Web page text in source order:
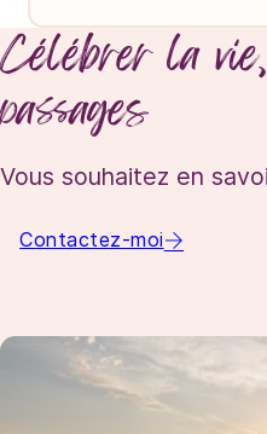
Célébrer la
passages
Vous souhaitez en
Contactez-moi